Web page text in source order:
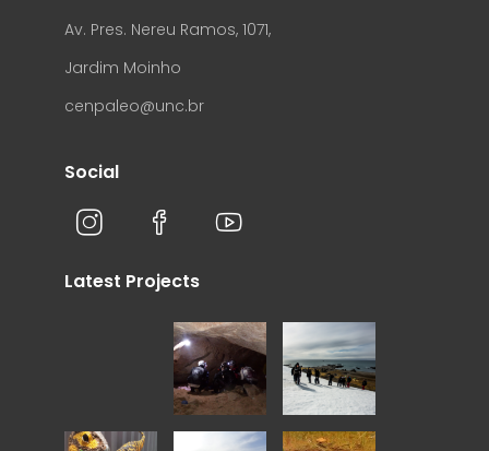
Av. Pres. Nereu Ramos, 1071,
Jardim Moinho
cenpaleo@unc.br
Social
Latest Projects